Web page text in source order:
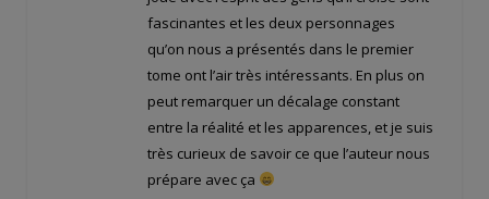
fascinantes et les deux personnages
qu’on nous a présentés dans le premier
tome ont l’air très intéressants. En plus on
peut remarquer un décalage constant
entre la réalité et les apparences, et je suis
très curieux de savoir ce que l’auteur nous
prépare avec ça